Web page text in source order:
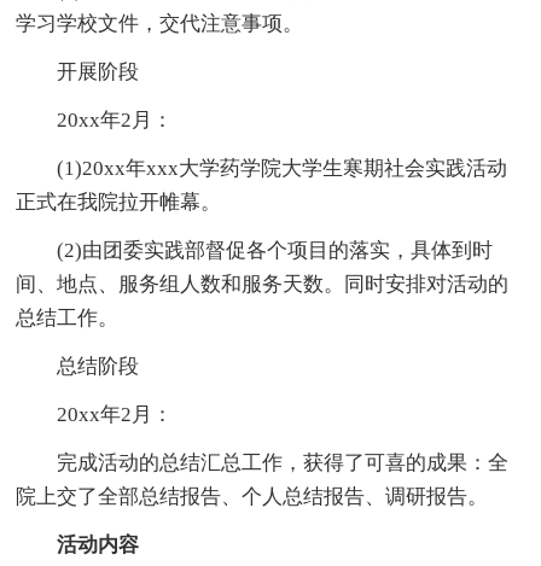
学习学校文件，交代注意事项。
开展阶段
20xx年2月：
(1)20xx年xxx大学药学院大学生寒期社会实践活动
正式在我院拉开帷幕。
(2)由团委实践部督促各个项目的落实，具体到时
间、地点、服务组人数和服务天数。同时安排对活动的
总结工作。
总结阶段
20xx年2月：
完成活动的总结汇总工作，获得了可喜的成果：全
院上交了全部总结报告、个人总结报告、调研报告。
活动内容